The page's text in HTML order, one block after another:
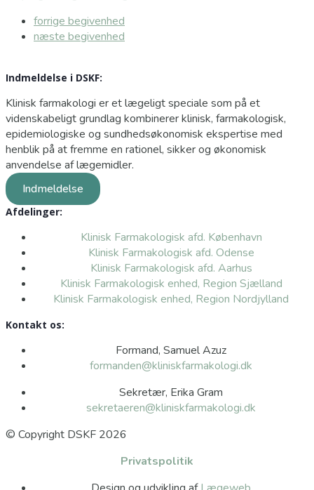
forrige begivenhed
næste begivenhed
Indmeldelse i DSKF:
Klinisk farmakologi er et lægeligt speciale som på et
videnskabeligt grundlag kombinerer klinisk, farmakologisk,
epidemiologiske og sundhedsøkonomisk ekspertise med
henblik på at fremme en rationel, sikker og økonomisk
anvendelse af lægemidler.
Indmeldelse
Afdelinger:
Klinisk Farmakologisk afd. København
Klinisk Farmakologisk afd. Odense
Klinisk Farmakologisk afd. Aarhus
Klinisk Farmakologisk enhed, Region Sjælland
Klinisk Farmakologisk enhed, Region Nordjylland
Kontakt os:
Formand, Samuel Azuz
formanden@kliniskfarmakologi.dk
Sekretær, Erika Gram
sekretaeren@kliniskfarmakologi.dk
© Copyright DSKF 2026
Privatspolitik